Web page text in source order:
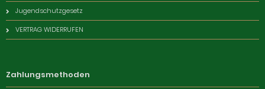
Jugendschutzgesetz
VERTRAG WIDERRUFEN
Zahlungsmethoden